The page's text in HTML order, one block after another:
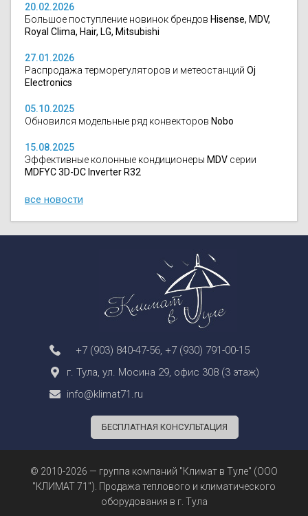
20.02.2026
Большое поступление новинок брендов Hisense, MDV,
Royal Clima, Hair, LG, Mitsubishi
27.01.2026
Распродажа терморегуляторов и метеостанций Oj
Electronics
05.10.2025
Обновился модельные ряд конвекторов Nobo
15.08.2025
Эффективные колонные кондиционеры MDV серии
MDFYC 3D-DC Inverter R32
все новости
+7 (903) 840-47-56 +7 (930) 791-00-15
г. Тула, ул. Мосина 29, офис 308 (3 этаж)
info@klimat71.ru
БЕСПЛАТНАЯ КОНСУЛЬТАЦИЯ
© 2010-2026 — группа компаний "Климат в Туле" (ООО
"КЛИМАТ 71"). Продажа теплового и климатического
оборудования в г. Тула